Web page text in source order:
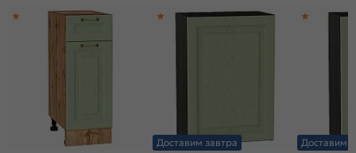
Доставим завтра
Доставим